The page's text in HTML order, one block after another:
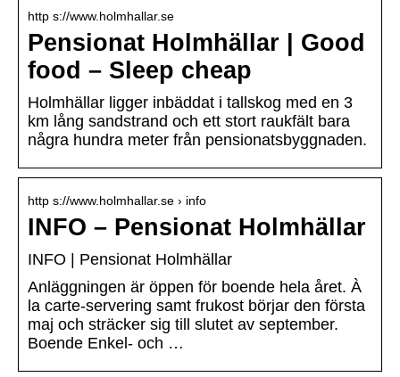
http s://www.holmhallar.se
Pensionat Holmhällar | Good
food – Sleep cheap
Holmhällar ligger inbäddat i tallskog med en 3
km lång sandstrand och ett stort raukfält bara
några hundra meter från pensionatsbyggnaden.
http s://www.holmhallar.se › info
INFO – Pensionat Holmhällar
INFO | Pensionat Holmhällar
Anläggningen är öppen för boende hela året. À
la carte-servering samt frukost börjar den första
maj och sträcker sig till slutet av september.
Boende Enkel- och …